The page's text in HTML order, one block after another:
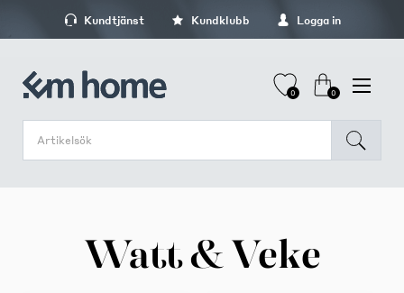
Kundtjänst Kundklubb Logga in
0 0
Watt & Veke